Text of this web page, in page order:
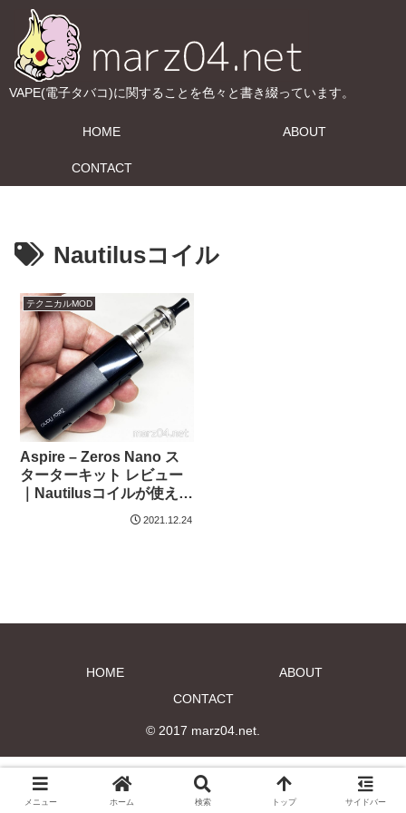
VAPE(電子タバコ)に関することを色々と書き綴っています。
HOME ABOUT
CONTACT
Nautilusコイル
テクニカルMOD
Aspire – Zeros Nano ス
ターターキット レビュー
｜Nautilusコイルが使える
コンパクトなセット
2021.12.24
HOME
ABOUT
CONTACT
© 2017 marz04.net.
メニュー ホーム 検索 トップ サイドバー